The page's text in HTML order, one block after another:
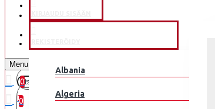
Albania
Algeria
Menu
0
0